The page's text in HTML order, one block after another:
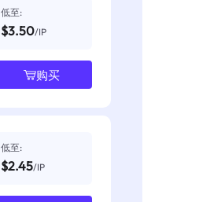
低至:
$3.50/IP
购买
低至:
$2.45/IP